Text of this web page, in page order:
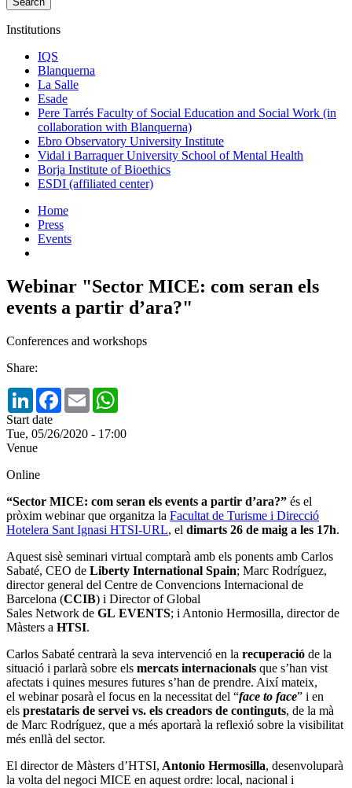
Institutions
IQS
Blanquerna
La Salle
Esade
Pere Tarrés Faculty of Social Education and Social Work (in
collaboration with Blanquerna)
Ebro Observatory University Institute
Vidal i Barraquer University School of Mental Health
Borja Institute of Bioethics
ESDI (affiliated center)
Home
Press
Events
Webinar "Sector MICE: com seran els
events a partir d’ara?"
Conferences and workshops
Share:
LinkedInFacebook
Email
Start date
Tue, 05/26/2020 - 17:00
Venue
Online
“Sector MICE: com seran els events a partir d’ara?” és el
pròxim webinar que organitza la Facultat de Turisme i Direcció
Hotelera Sant Ignasi HTSI-URL, el dimarts 26 de maig a les 17h.
Aquest sisè seminari virtual comptarà amb els ponents amb Carlos
Sabaté, CEO de Liberty International Spain; Marc Rodríguez,
director general del Centre de Convencions Internacional de
Barcelona (CCIB) i Director of Global
Sales Network de GL EVENTS; i Antonio Hermosilla, director de
Màsters a HTSI.
Carlos Sabaté centrarà la seva intervenció en la recuperació de la
situació i parlarà sobre els mercats internacionals que s’han vist
afectats i quines mesures futures s’han de prendre. Així mateix,
el webinar posarà el focus en la necessitat del “face to face” i en
els prestataris de servei vs. els creadors de continguts, de la mà
de Marc Rodríguez, que a més aportarà la reflexió sobre la visibilitat
més enllà del sector.
El director de Màsters d’HTSI, Antonio Hermosilla, desenvoluparà
la volta del negoci MICE en aquest ordre: local, nacional i